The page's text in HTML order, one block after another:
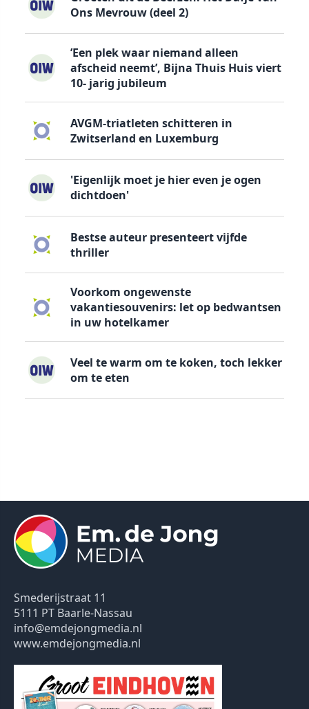
Ons Mevrouw (deel 2)
’Een plek waar niemand alleen
afscheid neemt’, Bijna Thuis Huis viert
10- jarig jubileum
AVGM-triatleten schitteren in
Zwitserland en Luxemburg
'Eigenlijk moet je hier even je ogen
dichtdoen'
Bestse auteur presenteert vijfde
thriller
Voorkom ongewenste
vakantiesouvenirs: let op bedwantsen
in uw hotelkamer
Veel te warm om te koken, toch lekker
om te eten
Smederijstraat 11
5111 PT Baarle-Nassau
info@emdejongmedia.nl
www.emdejongmedia.nl